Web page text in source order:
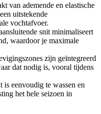
van ademende en elastische
uitstekende
vochtafvoer.
snit minimaliseert
waardoor je maximale
zijn geïntegreerd
dat nodig is, vooral tijdens
is eenvoudig te wassen en
het hele seizoen in